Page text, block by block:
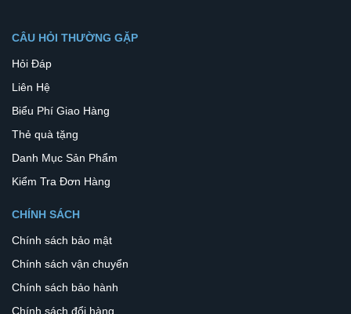
CÂU HỎI THƯỜNG GẶP
Hỏi Đáp
Liên Hệ
Biểu Phí Giao Hàng
Thẻ quà tặng
Danh Mục Sản Phẩm
Kiểm Tra Đơn Hàng
CHÍNH SÁCH
Chính sách bảo mật
Chính sách vận chuyển
Chính sách bảo hành
Chính sách đổi hàng